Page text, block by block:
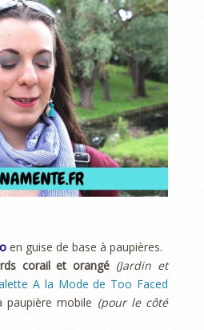
en guise de base à paupières.
corail et orangé (Jardin et
A la Mode de Too Faced
mobile (pour le côté